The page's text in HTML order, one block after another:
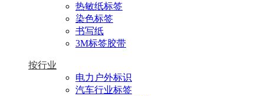
热敏纸标签
染色标签
书写纸
3M标签胶带
按行业
电力户外标识
汽车行业标签